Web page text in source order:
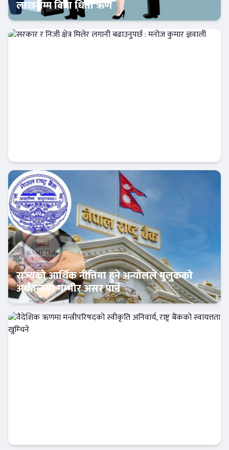
Banner News
लाखसम्म बिना धितो ऋण
Banner News
Banner News
राज्यको आर्थिक नीतिमा हुने अन्योलले मुलुकको
अर्थतन्त्रमा गम्भीर असर पार्ने